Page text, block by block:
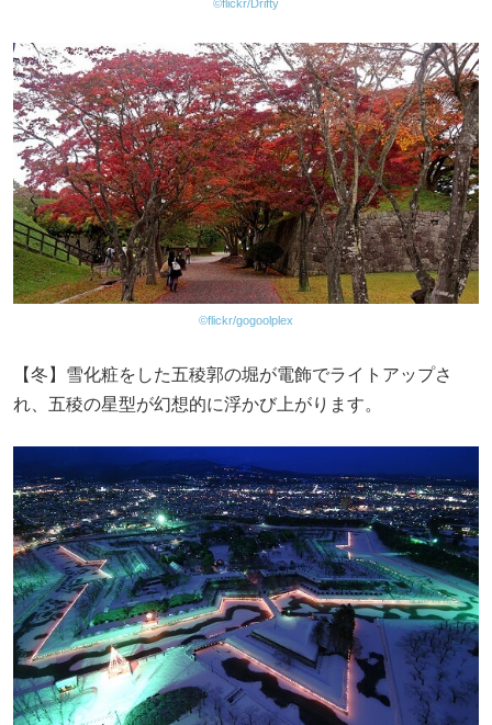
©flickr/Drifty
©flickr/gogoolplex
【冬】雪化粧をした五稜郭の堀が電飾でライトアップさ
れ、五稜の星型が幻想的に浮かび上がります。